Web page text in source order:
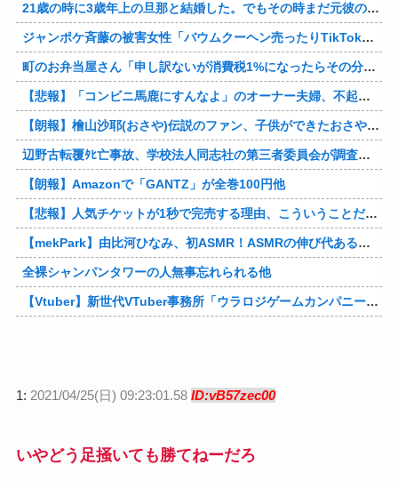
21歳の時に3歳年上の旦那と結婚した。でもその時まだ元彼のこと忘れられなくて、元彼の再アタックに負けて浮気しちゃって… でも結局ばれて旦那の辛そうな姿見て初めて後悔した…
ジャンポケ斉藤の被害女性「バウムクーヘン売ったりTikTokライブしててムカついたから示談しなかった」
町のお弁当屋さん「申し訳ないが消費税1%になったらその分商品代を値上げするわ」 「うちも！」
【悲報】「コンビニ馬鹿にすんなよ」のオーナー夫婦、不起訴ｗｗｗｗｗｗｗｗ
【朗報】檜山沙耶(おさや)伝説のファン、子供ができたおさやへの正直な気持ちを語るｗ
辺野古転覆ﾀﾋ亡事故、学校法人同志社の第三者委員会が調査報告書を公表 … 安全配慮義務違反や安全管理に関する検証を妨げた組織風土の存在を指摘
【朗報】Amazonで「GANTZ」が全巻100円他
【悲報】人気チケットが1秒で完売する理由、こういうことだったｗｗｗｗ他
【mekPark】由比河ひなみ、初ASMR！ASMRの伸び代あるよ他
全裸シャンパンタワーの人無事忘れられる他
【Vtuber】新世代VTuber事務所「ウラロジゲームカンパニー」より、ゲームの世界から“逆異世界転生”した5名が8月19日にデビュー！他
1: 2021/04/25(日) 09:23:01.58 ID:vB57zec00
いやどう足掻いても勝てねーだろ